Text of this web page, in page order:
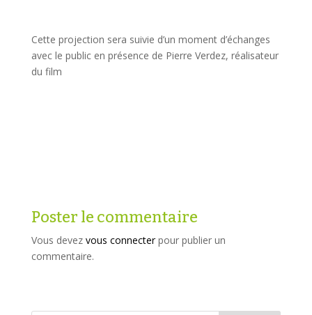
Cette projection sera suivie d’un moment d’échanges
avec le public en présence de Pierre Verdez, réalisateur
du film
Poster le commentaire
Vous devez vous connecterpour publier un
commentaire.